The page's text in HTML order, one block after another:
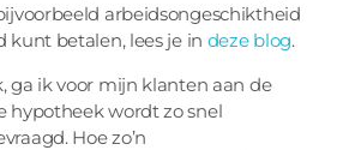
arbeidsongeschiktheid
kunt betalen, lees je in deze blog.
ga ik voor mijn klanten aan de
hypotheek wordt zo snel
Hoe zo’n